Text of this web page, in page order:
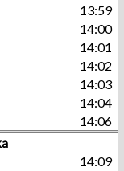
13:59
14:00
14:01
14:02
14:03
14:04
14:06
14:09